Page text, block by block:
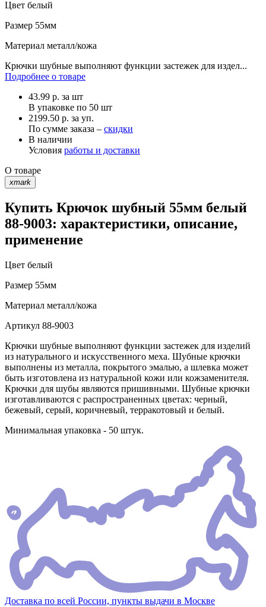
Цвет белый
Размер 55мм
Материал металл/кожа
Крючки шубные выполняют функции застежек для издел...
Подробнее о товаре
43.99 р. за шт
В упаковке по 50 шт
2199.50 р. за уп.
По сумме заказа – скидки
В наличии
Условия работы и доставки
О товаре
xmark
Купить Крючок шубный 55мм белый
88-9003: характеристики, описание,
применение
Цвет белый
Размер 55мм
Материал металл/кожа
Артикул 88-9003
Крючки шубные выполняют функции застежек для изделий
из натурального и искусственного меха. Шубные крючки
выполнены из металла, покрытого эмалью, а шлевка может
быть изготовлена из натуральной кожи или кожзаменителя.
Крючки для шубы являются пришивными. Шубные крючки
изготавливаются с распространенных цветах: черный,
бежевый, серый, коричневый, терракотовый и белый.
Минимальная упаковка - 50 штук.
Доставка по всей России, пункты выдачи в Москве